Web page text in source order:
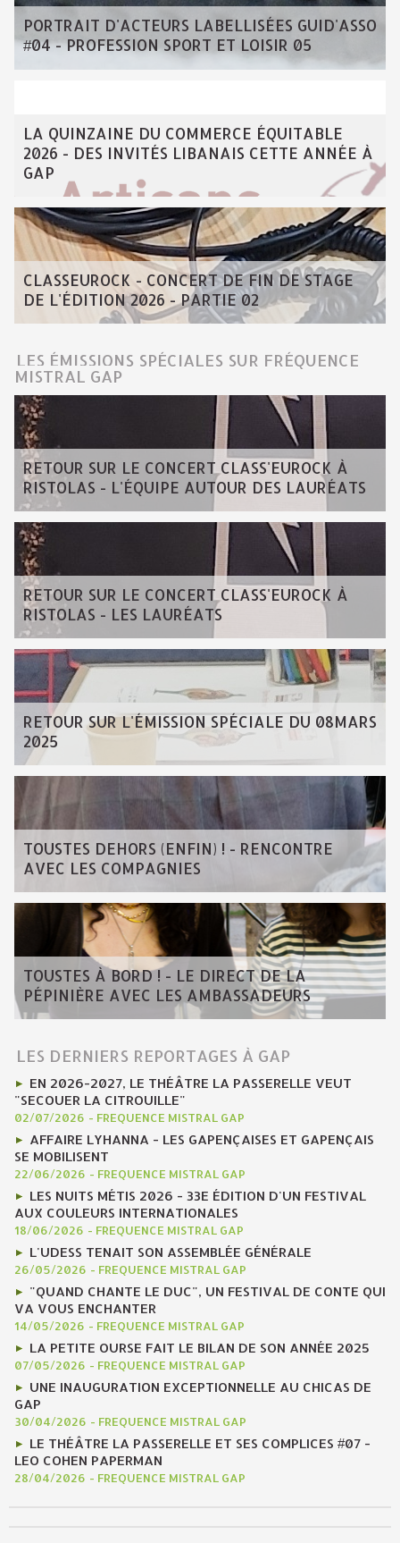
PORTRAIT D'ACTEURS LABELLISÉES GUID'ASSO
#04 - PROFESSION SPORT ET LOISIR 05
LA QUINZAINE DU COMMERCE ÉQUITABLE
2026 - DES INVITÉS LIBANAIS CETTE ANNÉE À
GAP
CLASSEUROCK - CONCERT DE FIN DE STAGE
DE L'ÉDITION 2026 - PARTIE 02
LES ÉMISSIONS SPÉCIALES SUR FRÉQUENCE
MISTRAL GAP
RETOUR SUR LE CONCERT CLASS'EUROCK À
RISTOLAS - L'ÉQUIPE AUTOUR DES LAURÉATS
RETOUR SUR LE CONCERT CLASS'EUROCK À
RISTOLAS - LES LAURÉATS
RETOUR SUR L'ÉMISSION SPÉCIALE DU 08MARS
2025
TOUSTES DEHORS (ENFIN) ! - RENCONTRE
AVEC LES COMPAGNIES
TOUSTES À BORD ! - LE DIRECT DE LA
PÉPINIÈRE AVEC LES AMBASSADEURS
LES DERNIERS REPORTAGES À GAP
EN 2026-2027, LE THÉÂTRE LA PASSERELLE VEUT
"SECOUER LA CITROUILLE"
02/07/2026 - FREQUENCE MISTRAL GAP
AFFAIRE LYHANNA - LES GAPENÇAISES ET GAPENÇAIS
SE MOBILISENT
22/06/2026 - FREQUENCE MISTRAL GAP
LES NUITS MÉTIS 2026 - 33E ÉDITION D'UN FESTIVAL
AUX COULEURS INTERNATIONALES
18/06/2026 - FREQUENCE MISTRAL GAP
L'UDESS TENAIT SON ASSEMBLÉE GÉNÉRALE
26/05/2026 - FREQUENCE MISTRAL GAP
"QUAND CHANTE LE DUC", UN FESTIVAL DE CONTE QUI
VA VOUS ENCHANTER
14/05/2026 - FREQUENCE MISTRAL GAP
LA PETITE OURSE FAIT LE BILAN DE SON ANNÉE 2025
07/05/2026 - FREQUENCE MISTRAL GAP
UNE INAUGURATION EXCEPTIONNELLE AU CHICAS DE
GAP
30/04/2026 - FREQUENCE MISTRAL GAP
LE THÉÂTRE LA PASSERELLE ET SES COMPLICES #07 -
LEO COHEN PAPERMAN
28/04/2026 - FREQUENCE MISTRAL GAP